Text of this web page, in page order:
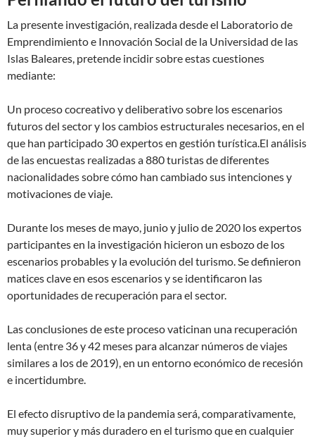
La presente investigación, realizada desde el Laboratorio de
Emprendimiento e Innovación Social de la Universidad de las
Islas Baleares, pretende incidir sobre estas cuestiones
mediante:
Un proceso cocreativo y deliberativo sobre los escenarios
futuros del sector y los cambios estructurales necesarios, en el
que han participado 30 expertos en gestión turística.El análisis
de las encuestas realizadas a 880 turistas de diferentes
nacionalidades sobre cómo han cambiado sus intenciones y
motivaciones de viaje.
Durante los meses de mayo, junio y julio de 2020 los expertos
participantes en la investigación hicieron un esbozo de los
escenarios probables y la evolución del turismo. Se definieron
matices clave en esos escenarios y se identificaron las
oportunidades de recuperación para el sector.
Las conclusiones de este proceso vaticinan una recuperación
lenta (entre 36 y 42 meses para alcanzar números de viajes
similares a los de 2019), en un entorno económico de recesión
e incertidumbre.
El efecto disruptivo de la pandemia será, comparativamente,
muy superior y más duradero en el turismo que en cualquier